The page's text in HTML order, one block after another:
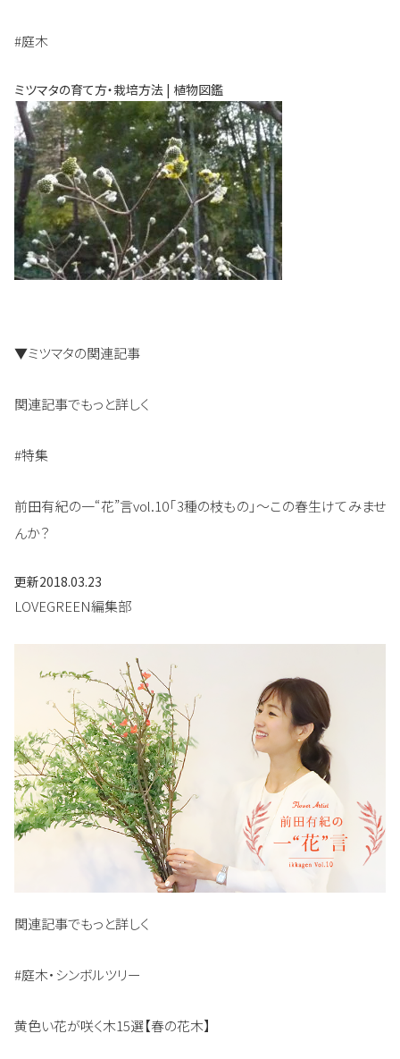
#庭木
ミツマタの育て方・栽培方法 | 植物図鑑
▼ミツマタの関連記事
関連記事でもっと詳しく
#特集
前田有紀の一“花”言vol.10「3種の枝もの」～この春生けてみませ
んか？
更新2018.03.23
LOVEGREEN編集部
関連記事でもっと詳しく
#庭木・シンボルツリー
黄色い花が咲く木15選【春の花木】